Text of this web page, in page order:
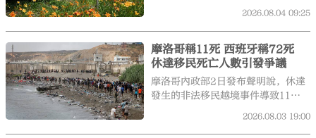
包括加拿大、日本、印尼等地的領事
而主動縮減全球外交足跡的舉措。
2026.08.04 09:25
摩洛哥稱11死 西班牙稱72死
休達移民死亡人數引發爭議
摩洛哥內政部2日發布聲明說，休達
發生的非法移民越境事件導致11人
2026.08.03 19:00